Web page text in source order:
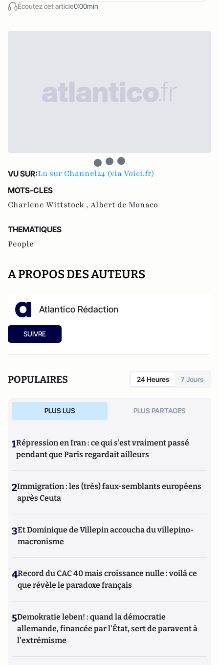
Écoutez cet article0:00min
VU SUR:Lu sur Channel24 (via Voici.fr)
MOTS-CLES
Charlene Wittstock , Albert de Monaco
THEMATIQUES
People
A PROPOS DES AUTEURS
Atlantico Rédaction
SUIVRE
POPULAIRES 24 Heures 7 Jours
PLUS LUS PLUS PARTAGES
1Répression en Iran : ce qui s'est vraiment passé
pendant que Paris regardait ailleurs
2Immigration : les (très) faux-semblants européens
après Ceuta
3Et Dominique de Villepin accoucha du villepino-
macronisme
4Record du CAC 40 mais croissance nulle : voilà ce
que révèle le paradoxe français
5Demokratie leben! : quand la démocratie
allemande, financée par l'État, sert de paravent à
l'extrémisme